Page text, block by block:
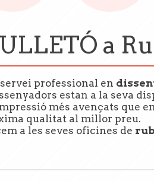
a
professional en
estan a la seva
més avençats que
qualitat al millor preu.
a les seves oficines de